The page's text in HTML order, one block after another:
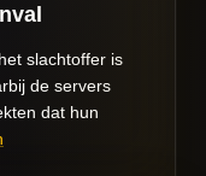
slachtoffer is
de servers
dat hun